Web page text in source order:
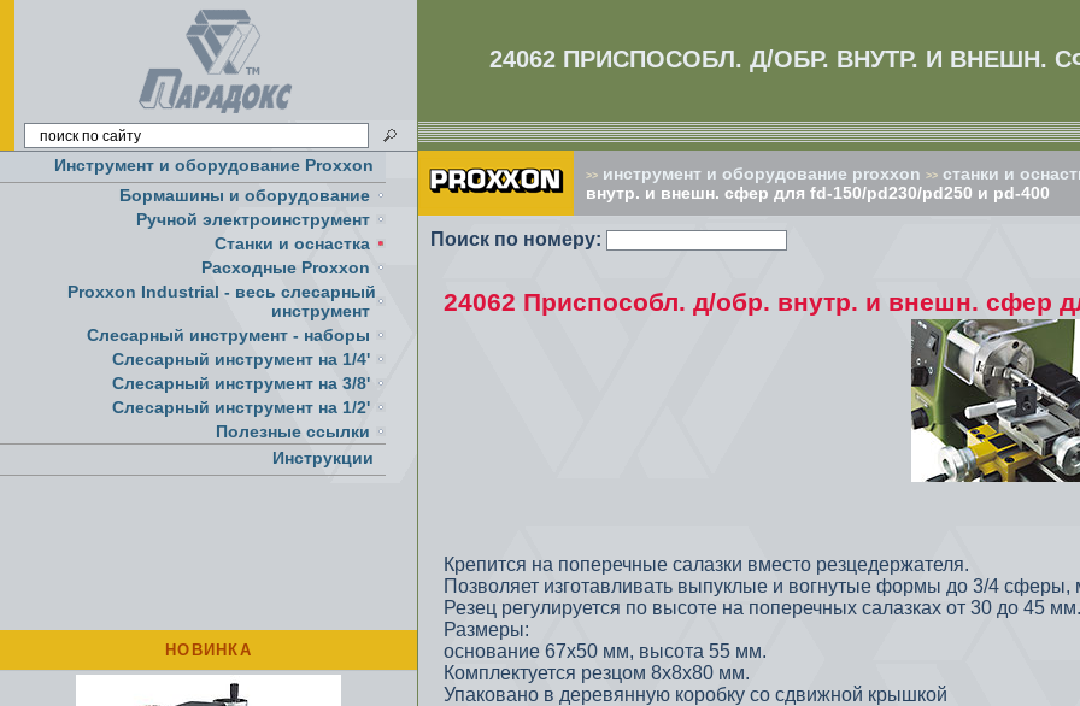
24062 ПРИСПОСОБЛ. Д/ОБР. ВНУТР. И ВНЕШН.
Инструмент и оборудование Proxxon
Бормашины и оборудование
Ручной электроинструмент
Cтанки и оснастка
Расходные Proxxon
Proxxon Industrial - весь слесарный
инструмент
Слесарный инструмент - наборы
Слесарный инструмент на 1/4'
Слесарный инструмент на 3/8'
Слесарный инструмент на 1/2'
Полезные ссылки
Инструкции
НОВИНКА
>> инструмент и оборудование proxxon >> cтанки и
внутр. и внешн. сфер для fd-150/pd230/pd250 и pd-400
Поиск по номеру:
24062 Приспособл. д/обр. внутр. и внешн. сфер
Крепится на поперечные салазки вместо резцедержателя.
Позволяет изготавливать выпуклые и вогнутые формы до 3/4
Резец регулируется по высоте на поперечных салазках от 30 до 45 мм.
Размеры:
основание 67х50 мм, высота 55 мм.
Комплектуется резцом 8х8х80 мм.
Упаковано в деревянную коробку со сдвижной крышкой